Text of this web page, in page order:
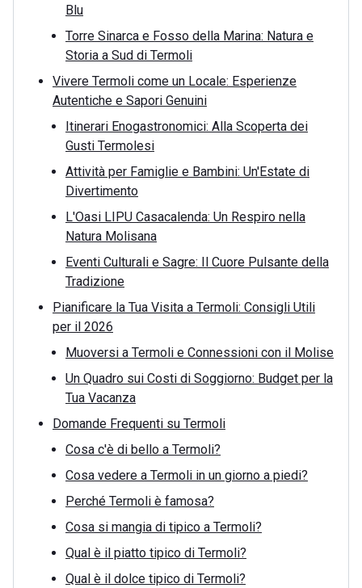
Blu
Torre Sinarca e Fosso della Marina: Natura e
Storia a Sud di Termoli
Vivere Termoli come un Locale: Esperienze
Autentiche e Sapori Genuini
Itinerari Enogastronomici: Alla Scoperta dei
Gusti Termolesi
Attività per Famiglie e Bambini: Un'Estate di
Divertimento
L'Oasi LIPU Casacalenda: Un Respiro nella
Natura Molisana
Eventi Culturali e Sagre: Il Cuore Pulsante della
Tradizione
Pianificare la Tua Visita a Termoli: Consigli Utili
per il 2026
Muoversi a Termoli e Connessioni con il Molise
Un Quadro sui Costi di Soggiorno: Budget per la
Tua Vacanza
Domande Frequenti su Termoli
Cosa c'è di bello a Termoli?
Cosa vedere a Termoli in un giorno a piedi?
Perché Termoli è famosa?
Cosa si mangia di tipico a Termoli?
Qual è il piatto tipico di Termoli?
Qual è il dolce tipico di Termoli?